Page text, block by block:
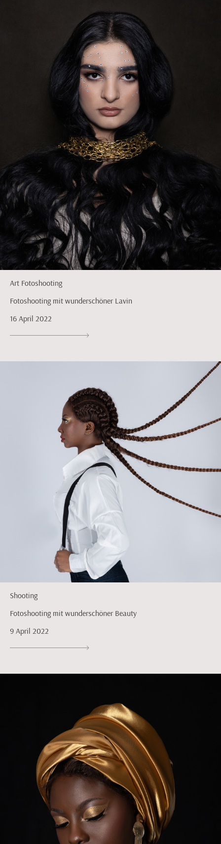
Art Fotoshooting
Fotoshooting mit wunderschöner Lavin
16 April 2022
Shooting
Fotoshooting mit wunderschöner Beauty
9 April 2022